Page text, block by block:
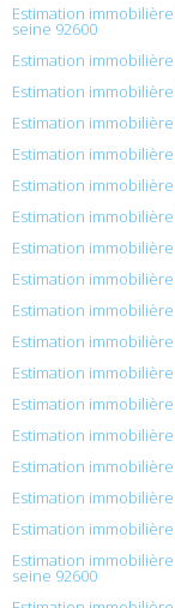
Estimation
seine 92600
Estimation
Estimation
Estimation
Estimation
Estimation
Estimation
Estimation
Estimation
Estimation
Estimation
Estimation
Estimation
Estimation
Estimation
Estimation
Estimation
Estimation
seine 92600